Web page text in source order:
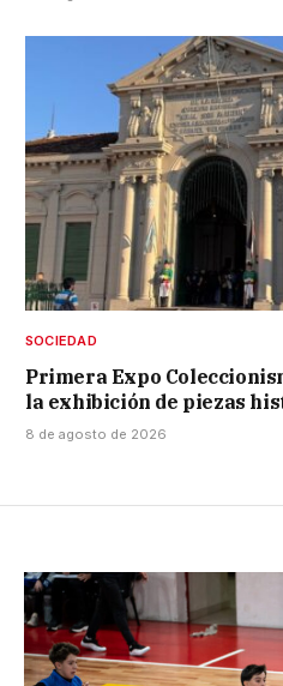
SOCIEDAD
Primera Expo
la exhibición de piezas
8 de agosto de 2026